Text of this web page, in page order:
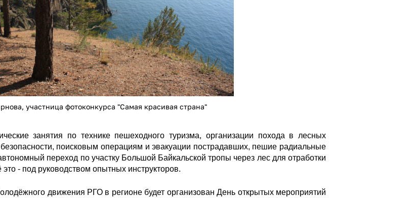
участница фотоконкурса "Самая красивая страна"
занятия по технике пешеходного туризма, организации похода в лесных
поисковым операциям и эвакуации пострадавших, пешие радиальные
переход по участку Большой Байкальской тропы через лес для отработки
- под руководством опытных инструкторов.
движения РГО в регионе будет организован День открытых мероприятий